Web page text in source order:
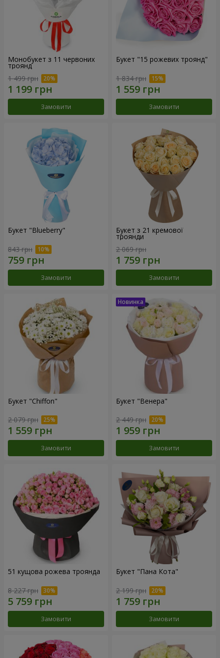
Монобукет з 11 червоних
троянд
1 499 грн
Замовити
Букет "15 рожевих троянд"
1 834 грн
Замовити
Букет "Blueberry"
843 грн
Замовити
Букет з 21 кремової
троянди
2 069 грн
Замовити
Букет "Chiffon"
2 079 грн
Замовити
Букет "Венера"
2 449 грн
Замовити
51 кущова рожева троянда
8 227 грн
Замовити
Букет "Пана Кота"
2 199 грн
Замовити